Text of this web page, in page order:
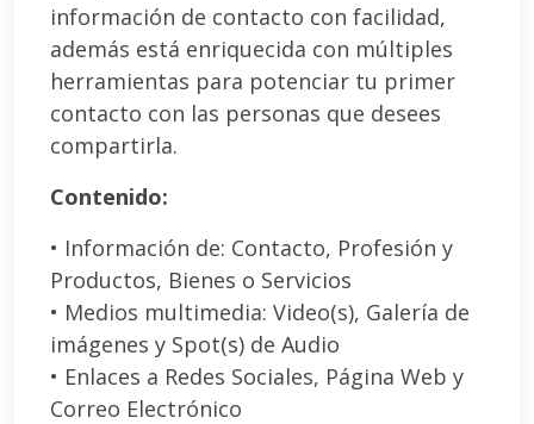
información de contacto con facilidad,
además está enriquecida con múltiples
herramientas para potenciar tu primer
contacto con las personas que desees
compartirla.
Contenido:
• Información de: Contacto, Profesión y
Productos, Bienes o Servicios
• Medios multimedia: Video(s), Galería de
imágenes y Spot(s) de Audio
• Enlaces a Redes Sociales, Página Web y
Correo Electrónico